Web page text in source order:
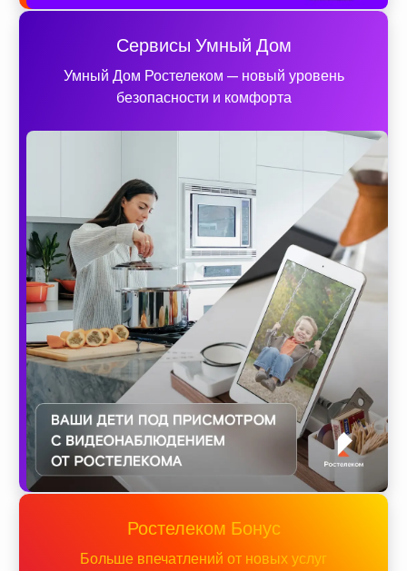
Сервисы Умный Дом
Умный Дом Ростелеком — новый уровень
безопасности и комфорта
Ростелеком Бонус
Больше впечатлений от новых услуг